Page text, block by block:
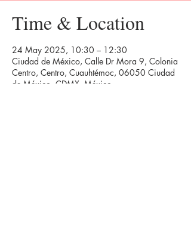
Time & Location
24 May 2025, 10:30 – 12:30
Ciudad de México, Calle Dr Mora 9, Colonia
Centro, Centro, Cuauhtémoc, 06050 Ciudad
de México, CDMX, México